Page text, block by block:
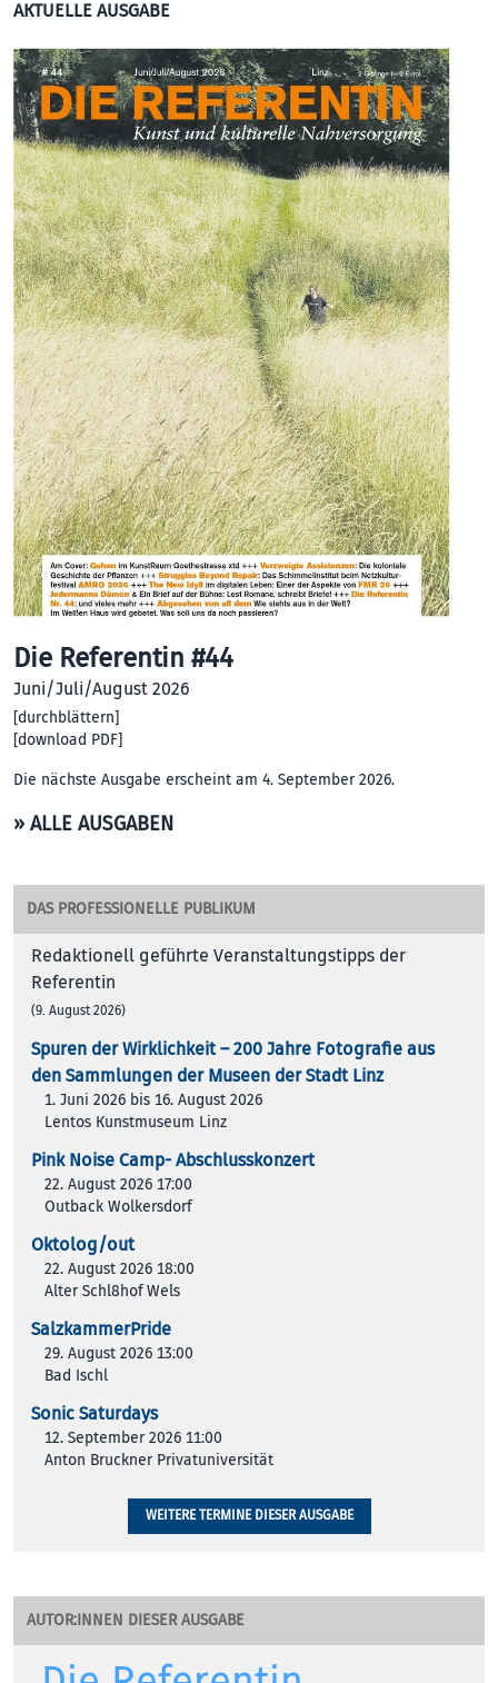
AKTUELLE AUSGABE
Die Referentin #44
Juni/Juli/August 2026
[durchblättern]
[download PDF]
Die nächste Ausgabe erscheint am 4. September 2026.
» ALLE AUSGABEN
DAS PROFESSIONELLE PUBLIKUM
Redaktionell geführte Veranstaltungstipps der
Referentin
(9. August 2026)
Spuren der Wirklichkeit – 200 Jah­re Foto­gra­fie aus
den Samm­lun­gen der Muse­en der Stadt Linz
1. Juni 2026 bis 16. August 2026
Lentos Kunstmuseum Linz
Pink Noise Camp- Abschlusskonzert
22. August 2026 17:00
Outback Wolkersdorf
Oktolog/out
22. August 2026 18:00
Alter Schl8hof Wels
SalzkammerPride
29. August 2026 13:00
Bad Ischl
Sonic Saturdays
12. September 2026 11:00
Anton Bruckner Privatuniversität
WEITERE TERMINE DIESER AUSGABE
AUTOR:INNEN DIESER AUSGABE